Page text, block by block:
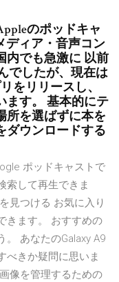
のポッドキャ
ディア・音声コン
内でも急激に 以前
でしたが、現在は
をリリースし、
ます。 基本的にテ
所を選ばずに本を
ダウンロードする
ポッドキャストで
索して再生できま
見つける お気に入り
きます。 おすすめの
。 あなたのGalaxy A9
べきか疑問に思いま
像を管理するための